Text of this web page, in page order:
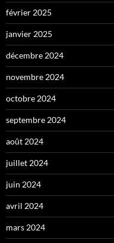
février 2025
janvier 2025
décembre 2024
novembre 2024
octobre 2024
septembre 2024
août 2024
juillet 2024
juin 2024
avril 2024
mars 2024